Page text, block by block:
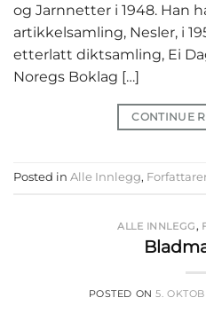
og Jarnnetter i 1948. Han
artikkelsamling, Nesler, i
etterlatt diktsamling, Ei
Noregs Boklag […]
CONTINUE
Posted in Alle Innlegg,
ALLE INNLEGG ,
POSTED ON5.